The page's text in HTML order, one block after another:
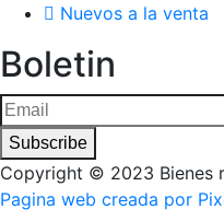
Nuevos a la venta
Boletin
Subscribe
Copyright © 2023 Bienes
Pagina web creada por